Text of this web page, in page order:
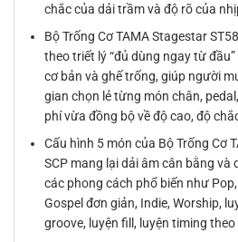
chắc của dải trầm và độ rõ của
Bộ Trống Cơ TAMA Stagestar
theo triết lý “đủ dùng ngay từ
cơ bản và ghế trống, giúp người
gian chọn lẻ từng món chân,
phí vừa đồng bộ về độ cao, độ
Cấu hình 5 món của Bộ Trống Cơ
SCP mang lại dải âm cân bằng và
các phong cách phổ biến như
Gospel đơn giản, Indie, Worship,
groove, luyện fill, luyện timing